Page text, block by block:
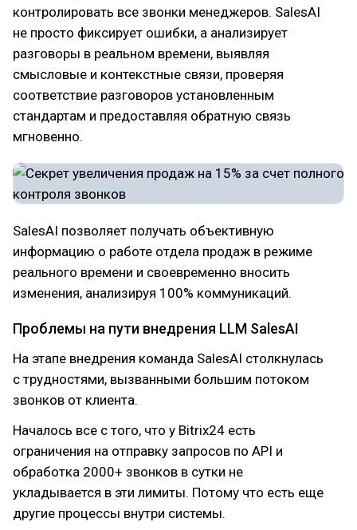
контролировать все звонки менеджеров. SalesAI
не просто фиксирует ошибки, а анализирует
разговоры в реальном времени, выявляя
смысловые и контекстные связи, проверяя
соответствие разговоров установленным
стандартам и предоставляя обратную связь
мгновенно.
SalesAI позволяет получать объективную
информацию о работе отдела продаж в режиме
реального времени и своевременно вносить
изменения, анализируя 100% коммуникаций.
Проблемы на пути внедрения LLM SalesAI
На этапе внедрения команда SalesAI столкнулась
с трудностями, вызванными большим потоком
звонков от клиента.
Началось все с того, что у Bitrix24 есть
ограничения на отправку запросов по API и
обработка 2000+ звонков в сутки не
укладывается в эти лимиты. Потому что есть еще
другие процессы внутри системы.